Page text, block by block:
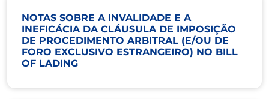
NOTAS SOBRE A INVALIDADE E A
INEFICÁCIA DA CLÁUSULA DE IMPOSIÇÃO
DE PROCEDIMENTO ARBITRAL (E/OU DE
FORO EXCLUSIVO ESTRANGEIRO) NO BILL
OF LADING